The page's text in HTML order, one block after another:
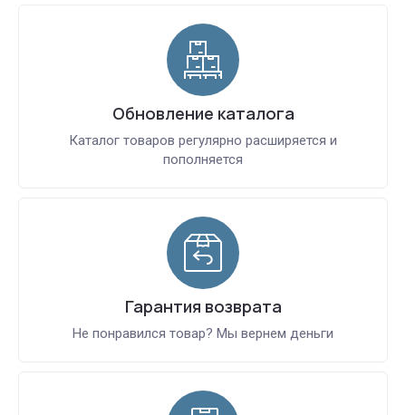
Обновление каталога
Каталог товаров регулярно расширяется и
пополняется
Гарантия возврата
Не понравился товар? Мы вернем деньги